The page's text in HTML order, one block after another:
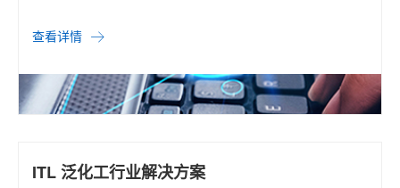
查看详情
ITL 泛化工行业解决方案